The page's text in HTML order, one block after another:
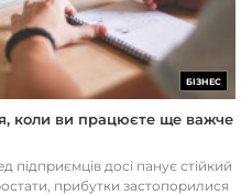
БІЗНЕС
коли ви працюєте ще важче
підприємців досі панує стійкий
прибутки застопорилися